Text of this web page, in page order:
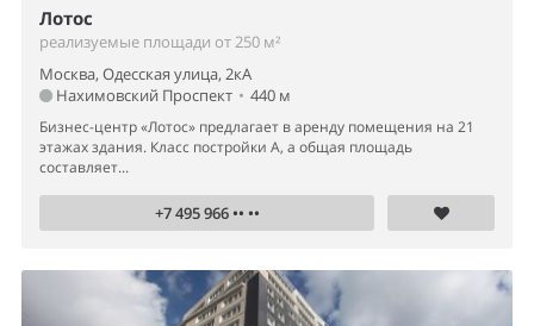
Лотос
реализуемые площади от 250 м²
Москва, Одесская улица, 2кА
Нахимовский Проспект • 440 м
Бизнес-центр «Лотос» предлагает в аренду помещения на 21
этажах здания. Класс постройки А, а общая площадь
составляет...
+7 495 966 •• ••